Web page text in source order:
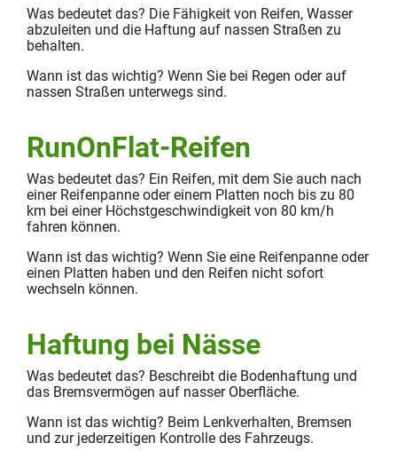
Was bedeutet das? Die Fähigkeit von Reifen, Wasser
abzuleiten und die Haftung auf nassen Straßen zu
behalten.
Wann ist das wichtig? Wenn Sie bei Regen oder auf
nassen Straßen unterwegs sind.
RunOnFlat-Reifen
Was bedeutet das? Ein Reifen, mit dem Sie auch nach
einer Reifenpanne oder einem Platten noch bis zu 80
km bei einer Höchstgeschwindigkeit von 80 km/h
fahren können.
Wann ist das wichtig? Wenn Sie eine Reifenpanne oder
einen Platten haben und den Reifen nicht sofort
wechseln können.
Haftung bei Nässe
Was bedeutet das? Beschreibt die Bodenhaftung und
das Bremsvermögen auf nasser Oberfläche.
Wann ist das wichtig? Beim Lenkverhalten, Bremsen
und zur jederzeitigen Kontrolle des Fahrzeugs.